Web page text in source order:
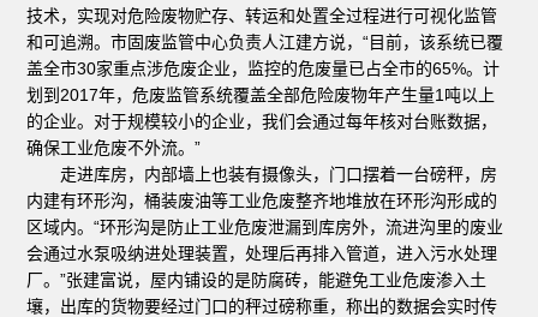
技术，实现对危险废物贮存、转运和处置全过程进行可视化监管
和可追溯。市固废监管中心负责人江建方说，“目前，该系统已覆
盖全市30家重点涉危废企业，监控的危废量已占全市的65%。计
划到2017年，危废监管系统覆盖全部危险废物年产生量1吨以上
的企业。对于规模较小的企业，我们会通过每年核对台账数据，
确保工业危废不外流。”
走进库房，内部墙上也装有摄像头，门口摆着一台磅秤，房
内建有环形沟，桶装废油等工业危废整齐地堆放在环形沟形成的
区域内。“环形沟是防止工业危废泄漏到库房外，流进沟里的废业
会通过水泵吸纳进处理装置，处理后再排入管道，进入污水处理
厂。”张建富说，屋内铺设的是防腐砖，能避免工业危废渗入土
壤，出库的货物要经过门口的秤过磅称重，称出的数据会实时传